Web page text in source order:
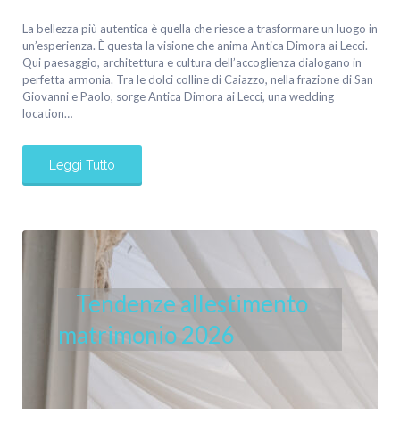
La bellezza più autentica è quella che riesce a trasformare un luogo in
un’esperienza. È questa la visione che anima Antica Dimora ai Lecci.
Qui paesaggio, architettura e cultura dell’accoglienza dialogano in
perfetta armonia. Tra le dolci colline di Caiazzo, nella frazione di San
Giovanni e Paolo, sorge Antica Dimora ai Lecci, una wedding
location…
Leggi Tutto
Tendenze allestimento
matrimonio 2026